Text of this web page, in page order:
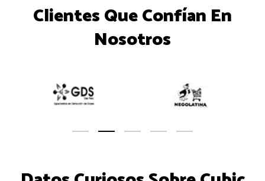
Clientes Que Confían En
Nosotros